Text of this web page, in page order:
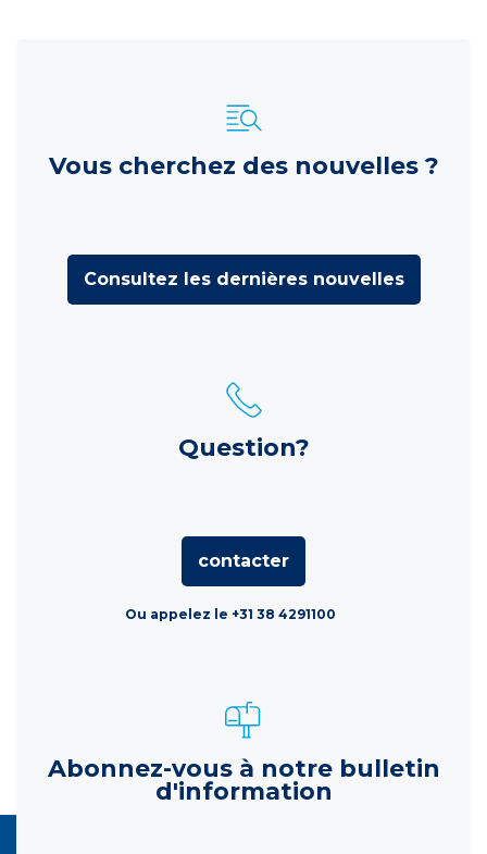
Vous cherchez des nouvelles ?
Consultez les dernières nouvelles
Question?
contacter
Ou appelez le +31 38 4291100
Abonnez-vous à notre bulletin
d'information